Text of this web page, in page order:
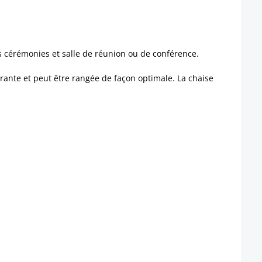
et salle de réunion ou de conférence.
et peut être rangée de façon optimale. La chaise